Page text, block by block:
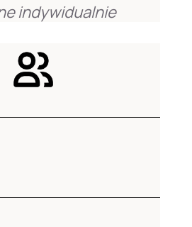
indywidualnie